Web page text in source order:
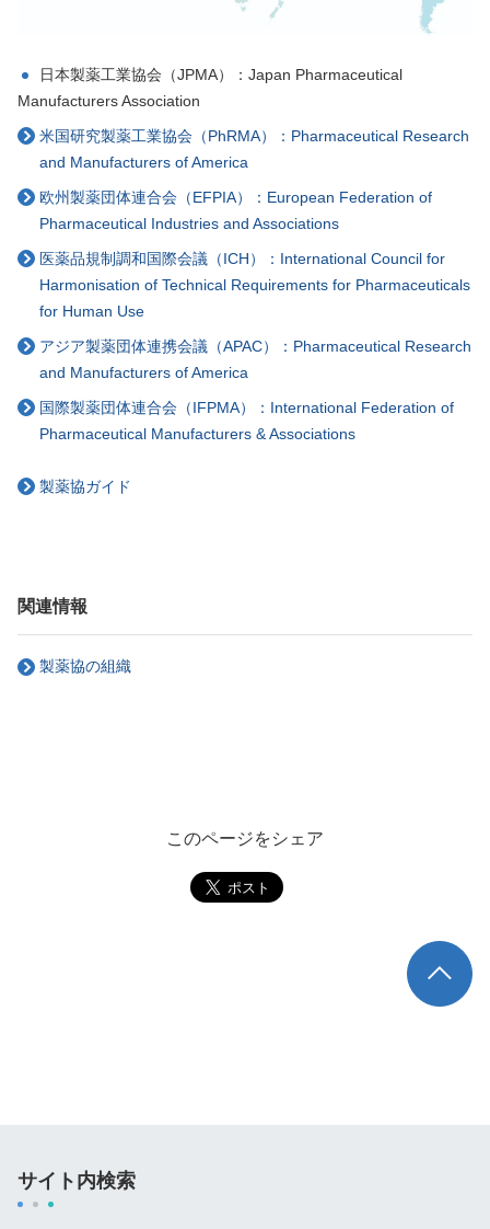
日本製薬工業協会（JPMA）：Japan Pharmaceutical
Manufacturers Association
米国研究製薬工業協会（PhRMA）：Pharmaceutical Research
and Manufacturers of America
欧州製薬団体連合会（EFPIA）：European Federation of
Pharmaceutical Industries and Associations
医薬品規制調和国際会議（ICH）：International Council for
Harmonisation of Technical Requirements for Pharmaceuticals
for Human Use
アジア製薬団体連携会議（APAC）：Pharmaceutical Research
and Manufacturers of America
国際製薬団体連合会（IFPMA）：International Federation of
Pharmaceutical Manufacturers & Associations
製薬協ガイド
関連情報
製薬協の組織
このページをシェア
TOP
サイト内検索